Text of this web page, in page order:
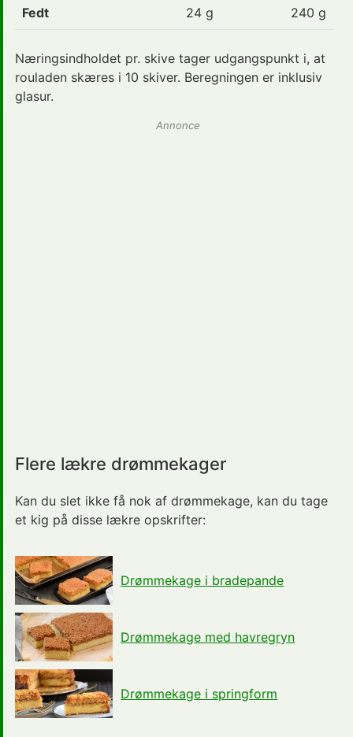
Fedt 24 g 240 g
Næringsindholdet pr. skive tager udgangspunkt i, at
rouladen skæres i 10 skiver. Beregningen er inklusiv
glasur.
Annonce
Flere lækre drømmekager
Kan du slet ikke få nok af drømmekage, kan du tage
et kig på disse lækre opskrifter:
Drømmekage i bradepande
Drømmekage med havregryn
Drømmekage i springform